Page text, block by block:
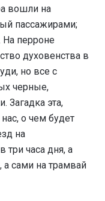
вошли на
пассажирами;
На перроне
духовенства в
но все с
черные,
Загадка эта,
о чем будет
на
три часа дня, а
сами на трамвай